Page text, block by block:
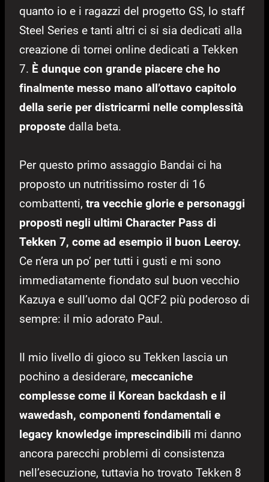
quanto io e i ragazzi del progetto GS, lo staff
Steel Series e tanti altri ci si sia dedicati alla
creazione di tornei online dedicati a Tekken
7. È dunque con grande piacere che ho
finalmente messo mano all’ottavo capitolo
della serie per districarmi nelle complessità
proposte dalla beta.
Per questo primo assaggio Bandai ci ha
proposto un nutritissimo roster di 16
combattenti, tra vecchie glorie e personaggi
proposti negli ultimi Character Pass di
Tekken 7, come ad esempio il buon Leeroy.
Ce n’era un po’ per tutti i gusti e mi sono
immediatamente fiondato sul buon vecchio
Kazuya e sull’uomo dal QCF2 più poderoso di
sempre: il mio adorato Paul.
Il mio livello di gioco su Tekken lascia un
pochino a desiderare, meccaniche
complesse come il Korean backdash e il
wawedash, componenti fondamentali e
legacy knowledge imprescindibili mi danno
ancora parecchi problemi di consistenza
nell’esecuzione, tuttavia ho trovato Tekken 8